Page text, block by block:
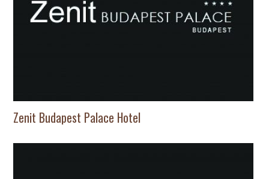
Zenit Budapest Palace Hotel